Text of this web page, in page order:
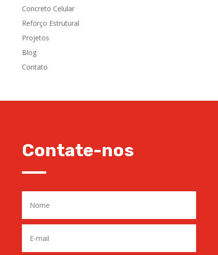
Concreto Celular
Reforço Estrutural
Projetos
Blog
Contato
Contate-nos